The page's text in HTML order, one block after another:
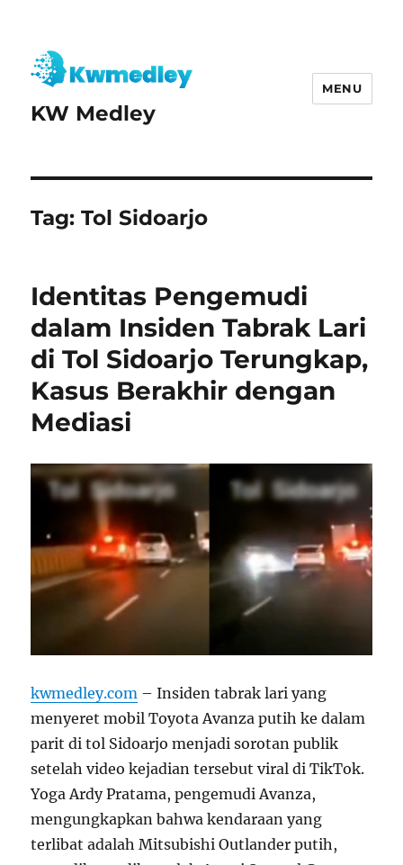
KW Medley
MENU
Tag:Tol Sidoarjo
Identitas Pengemudi
dalam Insiden Tabrak Lari
di Tol Sidoarjo Terungkap,
Kasus Berakhir dengan
Mediasi
kwmedley.com – Insiden tabrak lari yang
menyeret mobil Toyota Avanza putih ke dalam
parit di tol Sidoarjo menjadi sorotan publik
setelah video kejadian tersebut viral di TikTok.
Yoga Ardy Pratama, pengemudi Avanza,
mengungkapkan bahwa kendaraan yang
terlibat adalah Mitsubishi Outlander putih,